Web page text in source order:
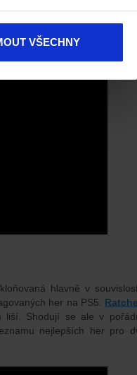
VŠECHNY
hlavně v
her na PS5.
liší. Shodují se ale v
nejlepších her pro